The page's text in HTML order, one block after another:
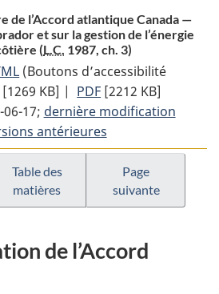
de l’Accord atlantique Canada —
et sur la gestion de l’énergie
(L.C. 1987, ch. 3)
Texte
complet
:
Loi
de
mise
en
oeuvre
l’Accord
(Boutons d’accessibilité
Texte
complet
:
Loi
de
mise
en
de
[1269 KB] | PDF Texte
complet
:
Loi
mise
en
de
[2212 KB]
17; dernière modification
antérieures
Table des
matières
Page
suivante
de l’Accord